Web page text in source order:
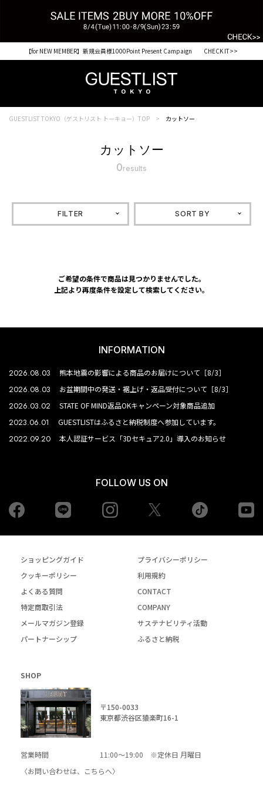
【for NEW MEMBER】新規会員様1000Point Present Campaign CHECK IT>>
GUESTLIST TOKYO（ゲストリスト トーキョー）TOP カットソー
カットソー
0results
FILTER SORT BY
ご希望の条件で商品は見つかりませんでした。
上記より再度条件を設定して検索してください。
INFORMATION
2026.08.03 熊本地震の影響による商品のお届けについて［8/3］
2026.08.03 お盆期間中の発送・裾上げ・返品受付について［8/3］
2026.03.02 STATE OF MIND返品OKキャンペーン対象商品追加
2023.06.01 GUESTLISTはふるさと納税制度へ参加しています。
2022.09.20 本人認証サービス「3Dセキュア2.0」導入のお知らせ
FOLLOW US ON
Facebook Instagram tiktok
ショッピングガイド
プライバシーポリシー
クッキーポリシー
利用規約
よくある質問
CONTACT
特定商取引法
COMPANY
メールマガジン登録
サステナビリティ活動
パートナーシップ
ふるさと納税
SHOP
〒150-0033
東京都渋谷区猿楽町16-1
営業時間
11:00～19:00 ※定休日 月曜日
〈お問い合わせは、
こちらへ〉